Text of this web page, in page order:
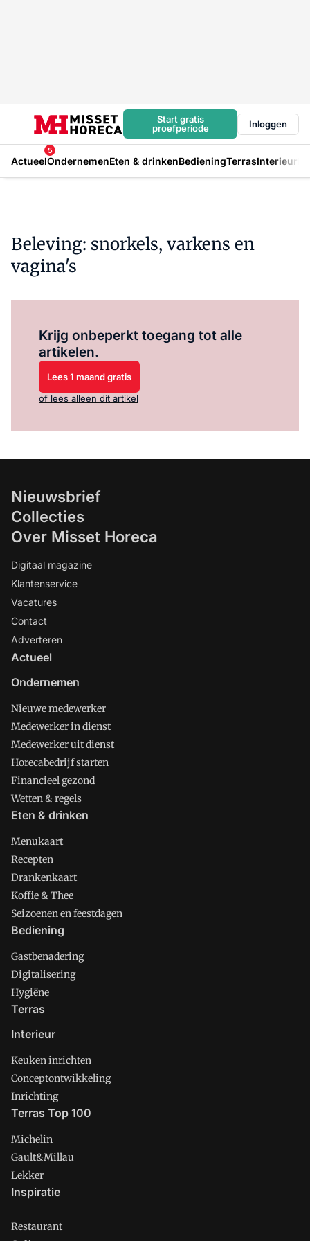
Start gratis
proefperiode
Inloggen
Actueel
5
OndernemenEten & drinkenBedieningTerrasInterieur
Beleving: snorkels, varkens en
vagina's
Krijg onbeperkt toegang tot alle
artikelen.
Lees 1 maand gratis
of lees alleen dit artikel
Nieuwsbrief
Collecties
Over Misset Horeca
Digitaal magazine
Klantenservice
Vacatures
Contact
Adverteren
Actueel
Ondernemen
Nieuwe medewerker
Medewerker in dienst
Medewerker uit dienst
Horecabedrijf starten
Financieel gezond
Wetten & regels
Eten & drinken
Menukaart
Recepten
Drankenkaart
Koffie & Thee
Seizoenen en feestdagen
Bediening
Gastbenadering
Digitalisering
Hygiëne
Terras
Interieur
Keuken inrichten
Conceptontwikkeling
Inrichting
Terras Top 100
Michelin
Gault&Millau
Lekker
Inspiratie
Restaurant